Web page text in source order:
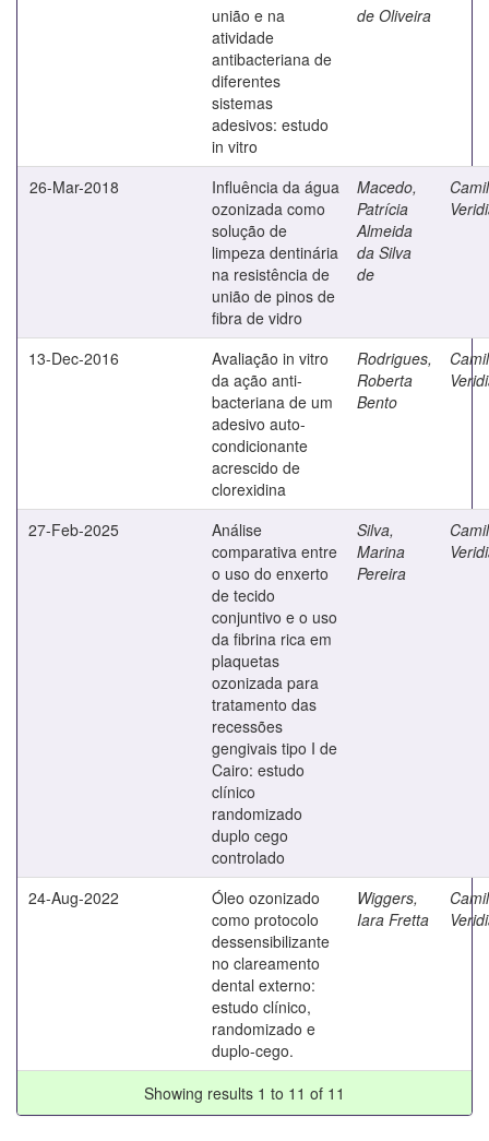
união e na
atividade
antibacteriana de
diferentes
sistemas
adesivos: estudo
in vitro
de Oliveira
26-Mar-2018
Influência da água
ozonizada como
solução de
limpeza dentinária
na resistência de
união de pinos de
fibra de vidro
Macedo,
Patrícia
Almeida
da Silva
de
13-Dec-2016
Avaliação in vitro
da ação anti-
bacteriana de um
adesivo auto-
condicionante
acrescido de
clorexidina
Rodrigues,
Roberta
Bento
27-Feb-2025
Análise
comparativa entre
o uso do enxerto
de tecido
conjuntivo e o uso
da fibrina rica em
plaquetas
ozonizada para
tratamento das
recessões
gengivais tipo I de
Cairo: estudo
clínico
randomizado
duplo cego
controlado
Silva,
Marina
Pereira
24-Aug-2022
Óleo ozonizado
como protocolo
dessensibilizante
no clareamento
dental externo:
estudo clínico,
randomizado e
duplo-cego.
Wiggers,
Iara Fretta
Showing results 1 to 11 of 11